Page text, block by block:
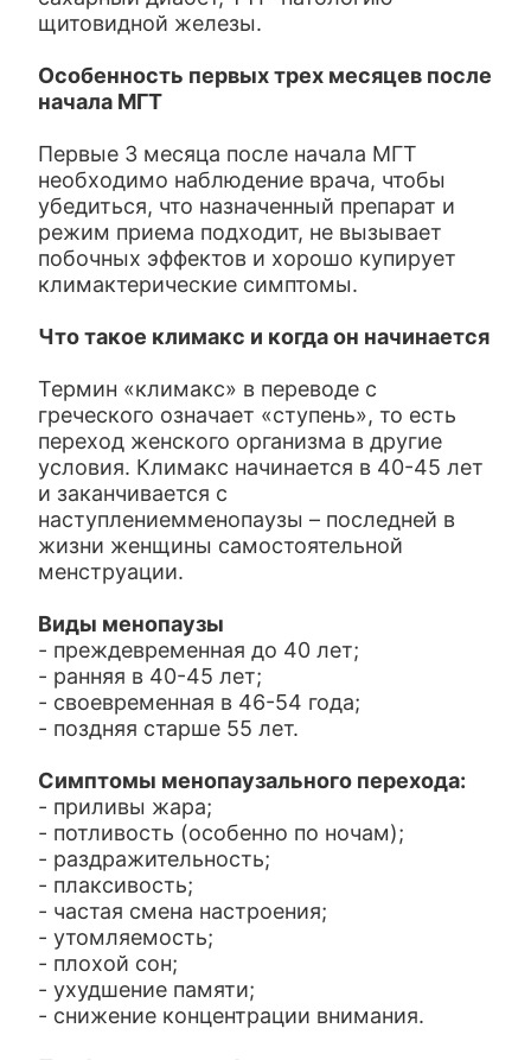
щитовидной железы.
Особенность первых трех месяцев после
начала МГТ
Первые 3 месяца после начала МГТ
необходимо наблюдение врача, чтобы
убедиться, что назначенный препарат и
режим приема подходит, не вызывает
побочных эффектов и хорошо купирует
климактерические симптомы.
Что такое климакс и когда он начинается
Термин «климакс» в переводе с
греческого означает «ступень», то есть
переход женского организма в другие
условия. Климакс начинается в 40-45 лет
и заканчивается с
наступлениемменопаузы – последней в
жизни женщины самостоятельной
менструации.
Виды менопаузы
- преждевременная до 40 лет;
- ранняя в 40-45 лет;
- своевременная в 46-54 года;
- поздняя старше 55 лет.
Симптомы менопаузального перехода:
- приливы жара;
- потливость (особенно по ночам);
- раздражительность;
- плаксивость;
- частая смена настроения;
- утомляемость;
- плохой сон;
- ухудшение памяти;
- снижение концентрации внимания.